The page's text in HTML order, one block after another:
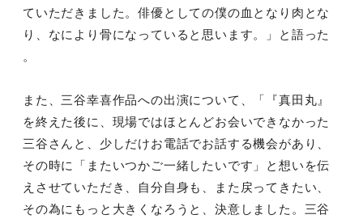
ていただきました。俳優としての僕の血となり肉とな
り、なにより骨になっていると思います。」と語った
。
また、三谷幸喜作品への出演について、「『真田丸』
を終えた後に、現場ではほとんどお会いできなかった
三谷さんと、少しだけお電話でお話する機会があり、
その時に「またいつかご一緒したいです」と想いを伝
えさせていただき、自分自身も、また戻ってきたい、
その為にもっと大きくなろうと、決意しました。三谷